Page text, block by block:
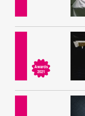
Awards
2021